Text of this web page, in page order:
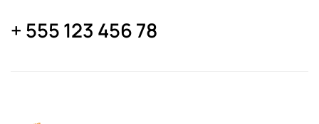
+ 555 123 456 78